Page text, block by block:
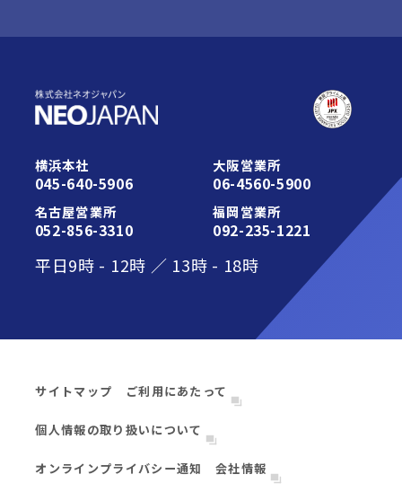
活用ガイド・その他のサポート
お知らせ
活用ガイド・その他のサポート
契約約款一覧
横浜本社
045-640-5906
大阪営業所
06-4560-5900
名古屋営業所
052-856-3310
福岡営業所
092-235-1221
平日9時 - 12時 ／ 13時 - 18時
サイトマップ ご利用にあたって
個人情報の取り扱いについて
オンラインプライバシー通知 会社情報